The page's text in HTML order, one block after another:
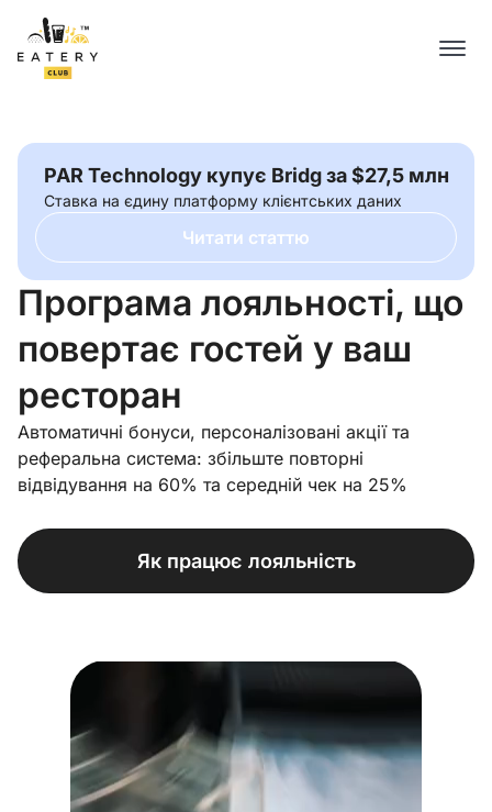
PAR Technology купує Bridg за $27,5 млн
Cтавка на єдину платформу клієнтських даних
Читати статтю
Програма лояльності, що
повертає гостей у ваш
ресторан
Автоматичні бонуси, персоналізовані акції та
реферальна система: збільште повторні
відвідування на 60% та середній чек на 25%
Як працює лояльність